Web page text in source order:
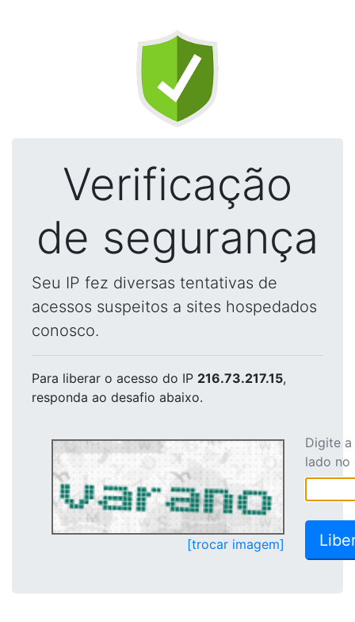
Verificação
de segurança
Seu IP fez diversas tentativas de
acessos suspeitos a sites hospedados
conosco.
Para liberar o acesso do IP 216.73.217.15,
responda ao desafio abaixo.
[trocar imagem]
Digite
lado no